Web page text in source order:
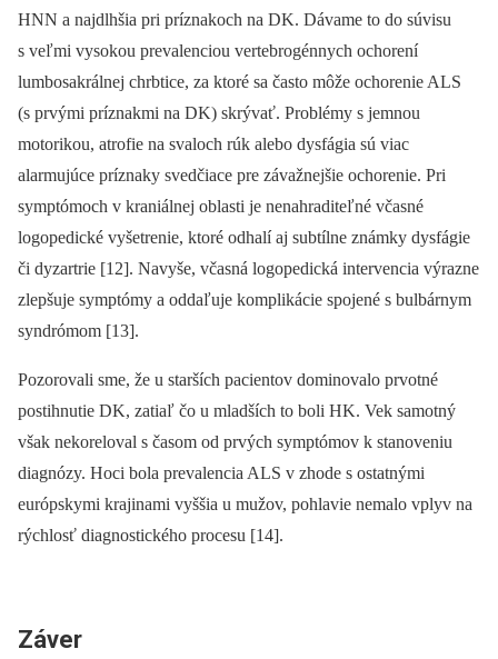
HNN a najdlhšia pri príznakoch na DK. Dávame to do súvisu
s veľmi vysokou prevalenciou vertebrogénnych ochorení
lumbosakrálnej chrbtice, za ktoré sa často môže ochorenie ALS
(s prvými príznakmi na DK) skrývať. Problémy s jemnou
motorikou, atrofie na svaloch rúk alebo dysfágia sú viac
alarmujúce príznaky svedčiace pre závažnejšie ochorenie. Pri
symptómoch v kraniálnej oblasti je nenahraditeľné včasné
logopedické vyšetrenie, ktoré odhalí aj subtílne známky dysfágie
či dyzartrie [12]. Navyše, včasná logopedická intervencia výrazne
zlepšuje symptómy a oddaľuje komplikácie spojené s bulbárnym
syndrómom [13].
Pozorovali sme, že u starších pacientov dominovalo prvotné
postihnutie DK, zatiaľ čo u mladších to boli HK. Vek samotný
však nekoreloval s časom od prvých symptómov k stanoveniu
diagnózy. Hoci bola prevalencia ALS v zhode s ostatnými
európskymi krajinami vyššia u mužov, pohlavie nemalo vplyv na
rýchlosť diagnostického procesu [14].
Záver